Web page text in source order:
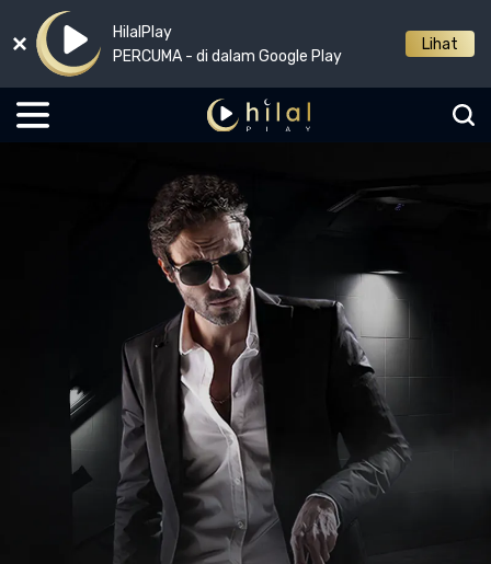
HilalPlay
PERCUMA - di dalam Google Play
Lihat